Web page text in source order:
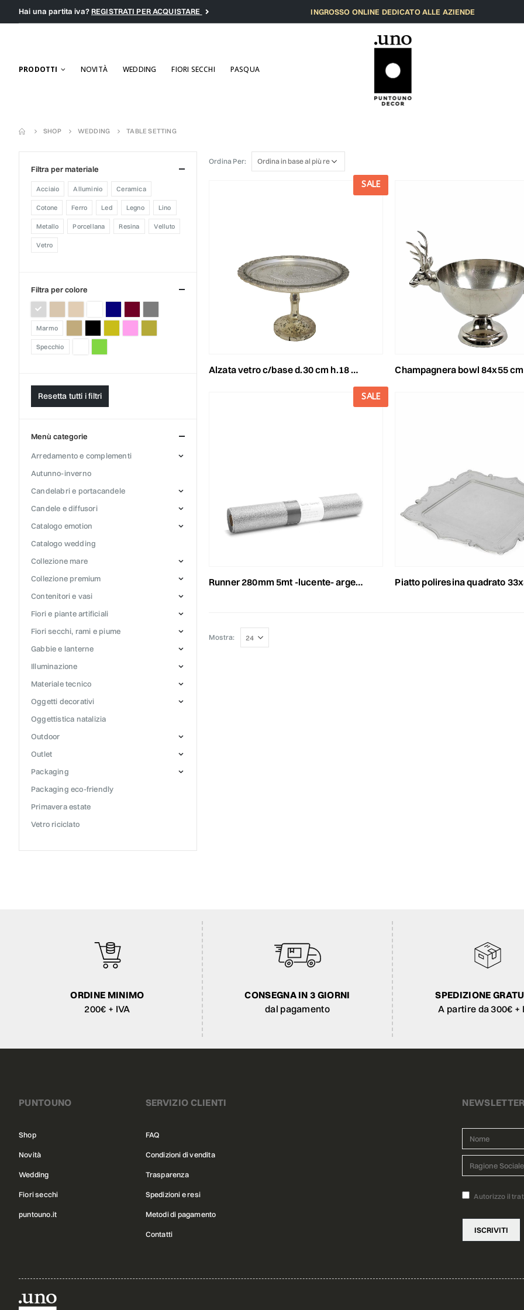
Hai una partita iva?REGISTRATI PER ACQUISTARE INGROSSO ONLINE DEDICATO ALLE AZIENDE
PRODOTTI NOVITÀ WEDDING FIORI SECCHI PASQUA
SHOP WEDDING TABLE SETTING
Ordina Per:
SALE
alzata vetro c/base d.30 cm h.18 cm mercury argento champagnera bowl 84x55 cm h.67 cm -deer-
SALE
runner 280mm 5mt -lucente- argento piatto poliresina quadrato 33x33 cm
Mostra:
filtra per materiale
acciaio alluminio ceramica
cotone ferro led legno lino
metallo porcellana resina velluto
vetro
filtra per colore
marmo
specchio
Resetta tutti i filtri
menù categorie
arredamento e complementi
autunno-inverno
candelabri e portacandele
candele e diffusori
catalogo emotion
catalogo wedding
collezione mare
collezione premium
contenitori e vasi
fiori e piante artificiali
fiori secchi, rami e piume
gabbie e lanterne
illuminazione
materiale tecnico
oggetti decorativi
oggettistica natalizia
outdoor
outlet
packaging
packaging eco-friendly
primavera estate
vetro riciclato
ORDINE MINIMO
200€ + IVA
CONSEGNA IN 3 GIORNI
dal pagamento
SPEDIZIONE
A partire da 300€ +
PUNTOUNO
Shop
Novità
Wedding
Fiori secchi
puntouno.it
SERVIZIO CLIENTI
FAQ
Condizioni di vendita
Trasparenza
Spedizioni e resi
Metodi di pagamento
Contatti
NEWSLETTER
Autorizzo il